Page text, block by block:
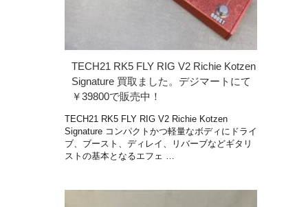
TECH21 RK5 FLY RIG V2 Richie Kotzen
Signature 買取ました。デジマートにて
￥39800で販売中！
TECH21 RK5 FLY RIG V2 Richie Kotzen
Signature コンパクトかつ軽量なボディにドライ
ブ、ブースト、ディレイ、リバーブなどギタリ
ストの基本となるエフェ …